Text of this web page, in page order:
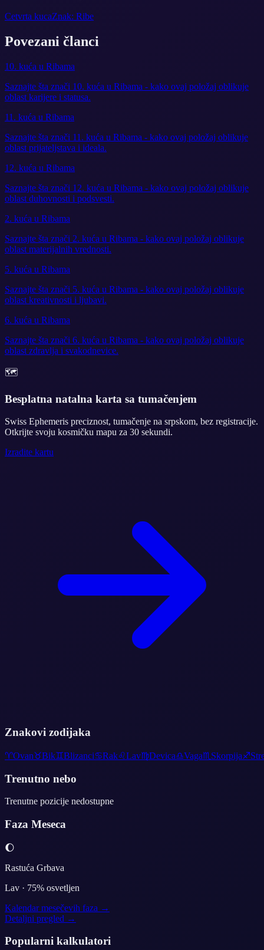
Cetvrta kucaZnak: Ribe
Povezani članci
10. kuća u Ribama
Saznajte šta znači 10. kuća u Ribama - kako ovaj položaj oblikuje
oblast karijere i statusa.
11. kuća u Ribama
Saznajte šta znači 11. kuća u Ribama - kako ovaj položaj oblikuje
oblast prijateljstava i ideala.
12. kuća u Ribama
Saznajte šta znači 12. kuća u Ribama - kako ovaj položaj oblikuje
oblast duhovnosti i podsvesti.
2. kuća u Ribama
Saznajte šta znači 2. kuća u Ribama - kako ovaj položaj oblikuje
oblast materijalnih vrednosti.
5. kuća u Ribama
Saznajte šta znači 5. kuća u Ribama - kako ovaj položaj oblikuje
oblast kreativnosti i ljubavi.
6. kuća u Ribama
Saznajte šta znači 6. kuća u Ribama - kako ovaj položaj oblikuje
oblast zdravlja i svakodnevice.
🗺️
Besplatna natalna karta sa tumačenjem
Swiss Ephemeris preciznost, tumačenje na srpskom, bez registracije.
Otkrijte svoju kosmičku mapu za 30 sekundi.
Izradite kartu
Znakovi zodijaka
♈Ovan♉Bik♊Blizanci♋Rak♌Lav♍Devica♎Vaga♏ Skorpija♐
Trenutno nebo
Trenutne pozicije nedostupne
Faza Meseca
🌔
Rastuća Grbava
Lav · 75% osvetljen
Kalendar mesečevih faza →
Detaljni pregled →
Popularni kalkulatori